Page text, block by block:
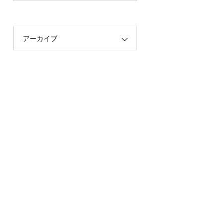
アーカイブ